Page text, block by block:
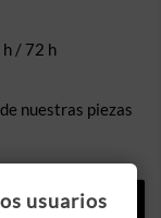
h / 72 h
nuestras piezas
usuarios